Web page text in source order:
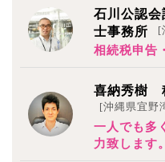
石川公認会
士事務所
[
相続税申告
喜納秀樹
[沖縄県宜野
一人でも多
力致します。